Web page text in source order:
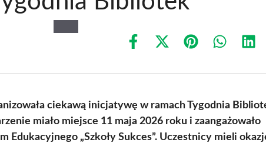
Share
Share
(Twitter)
Share Share
ciekawą inicjatywę w ramach Tygodnia
miało miejsce 11 maja 2026 roku i zaangażowało
Edukacyjnego „Szkoły Sukces”. Uczestnicy mieli